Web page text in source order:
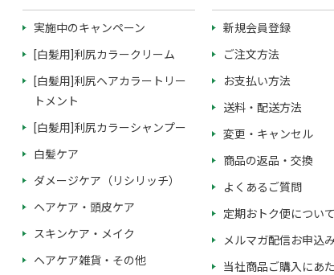
実施中のキャンペーン
[白髪用]利尻カラークリーム
[白髪用]利尻ヘアカラートリー
トメント
[白髪用]利尻カラーシャンプー
白髪ケア
ダメージケア（リシリッチ）
ヘアケア・頭皮ケア
スキンケア・メイク
ヘアケア雑貨・その他
新規会員登録
ご注文方法
お支払い方法
送料・配送方法
変更・キャンセル
商品の返品・交換
よくあるご質問
定期おトク便について
メルマガ配信お申込
当社商品ご購入にあ